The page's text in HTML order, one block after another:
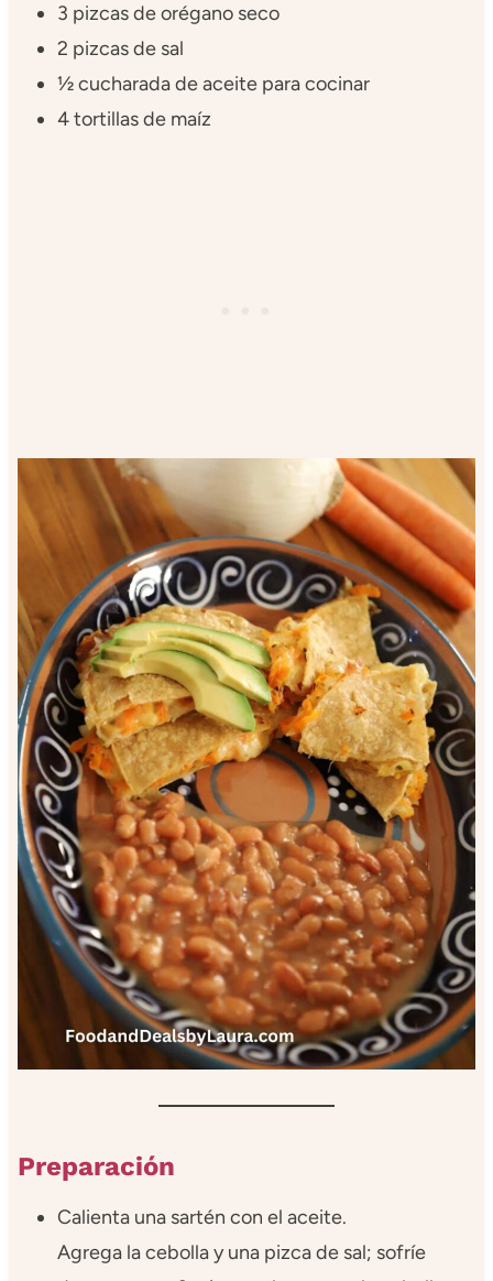
3 pizcas de orégano seco
2 pizcas de sal
½ cucharada de aceite para cocinar
4 tortillas de maíz
Preparación
Calienta una sartén con el aceite.
Agrega la cebolla y una pizca de sal; sofríe